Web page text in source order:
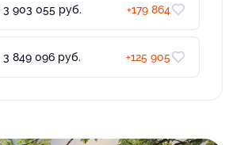
3 903 055 руб. +179 864
3 849 096 руб. +125 905